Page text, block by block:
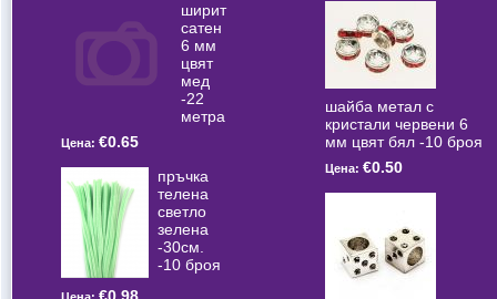
ширит
сатен
6 мм
цвят
мед
-22
метра
Цена: €0.65
пръчка
телена
светлo
зелена
-30см.
-10 броя
шайба метал с
кристали червени 6
мм цвят бял -10 броя
Цена: €0.50